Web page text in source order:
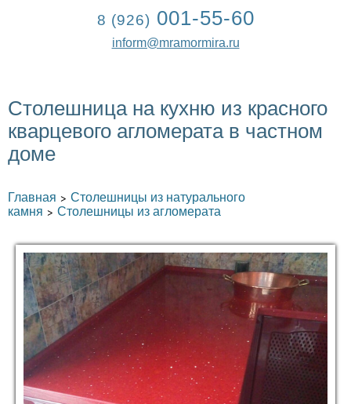
8 (926) 001-55-60
inform@mramormira.ru
Столешница на кухню из красного
кварцевого агломерата в частном
доме
Главная > Столешницы из натурального
камня > Столешницы из агломерата